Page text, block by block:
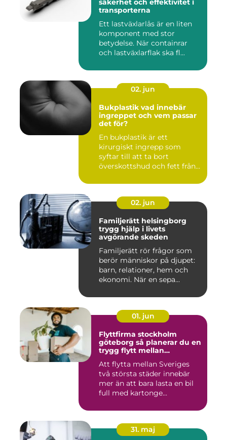
säkerhet och effektivitet i
transporterna
Ett lastväxlarlås är en liten
komponent med stor
betydelse. När containrar
och lastväxlarflak ska fl...
02. jun
Bukplastik vad innebär
ingreppet och vem passar
det för?
En bukplastik är ett
kirurgiskt ingrepp som
syftar till att ta bort
överskottshud och fett från
02. jun
Familjerätt helsingborg
trygg hjälp i livets
avgörande skeden
Familjerätt rör frågor som
berör människor på djupet:
barn, relationer, hem och
ekonomi. När en sepa...
01. jun
Flyttfirma stockholm
göteborg så planerar du en
trygg flytt mellan
Att flytta mellan Sveriges
två största städer innebär
mer än att bara lasta en bil
full med kartonge...
31. maj